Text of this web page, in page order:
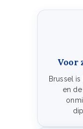
Voor
Brussel
en